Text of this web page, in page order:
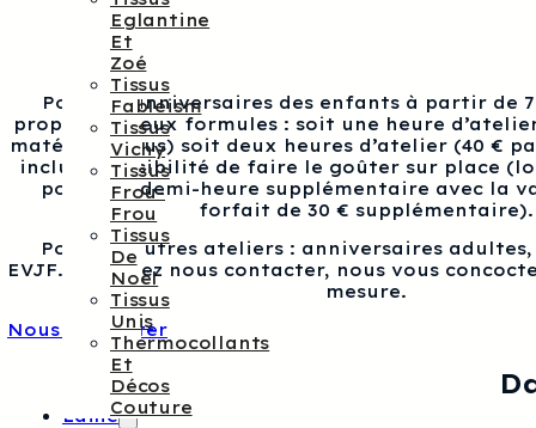
Eglantine
Et
Zoé
Tissus
Fableism
Tissus
Vichy
Tissus
Frou-
Frou
Tissus
De
Noël
Tissus
Unis
Thermocollants
Et
Décos
Couture
Laine
Pour les anniversaires des enfants à partir de
proposons deux formules : soit une heure
matériel inclus) soit deux heures d’atelier (40 €
inclus), possibilité de faire le goûter sur place
pour une demi-heure supplémentaire avec la
forfait de 30 € supplémentaire).
Pour les autres ateliers : anniversaires
EVJF…, veuillez nous contacter, nous vous
mesure.
Nous contacter